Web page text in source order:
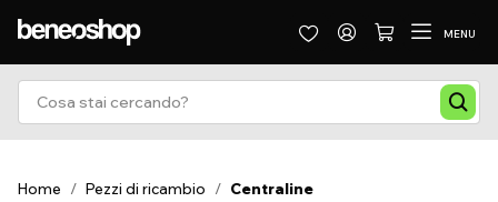
MENU
Home / Pezzi di ricambio / Centraline